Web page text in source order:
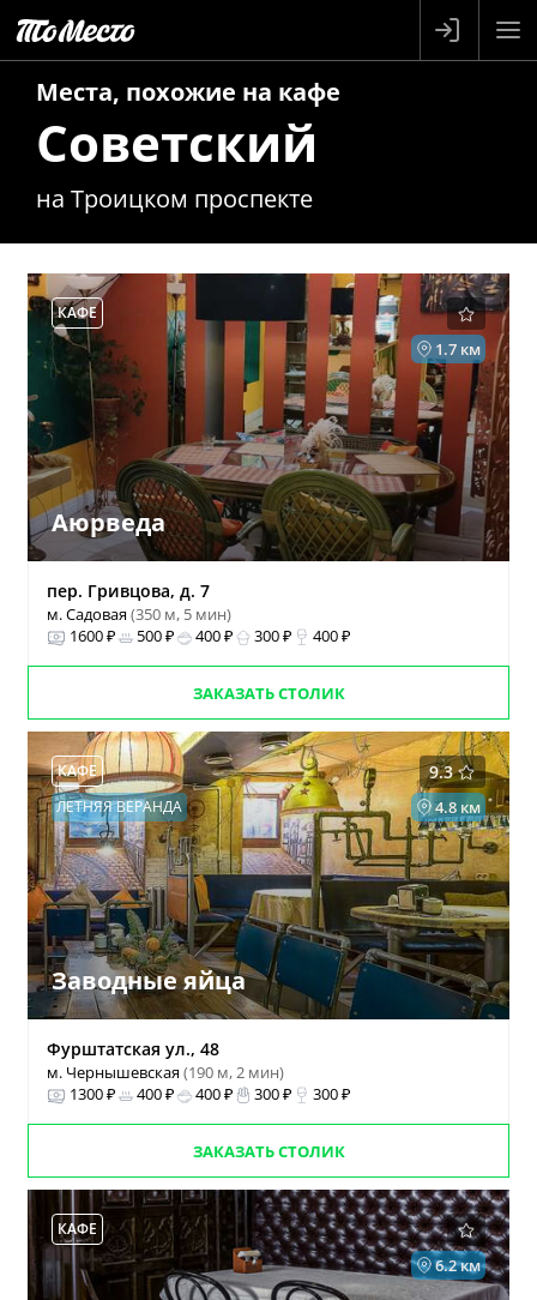
Места, похожие на кафе
Советский
на Троицком проспекте
КАФЕ
1.7 км
Аюрведа
пер. Гривцова, д. 7
м. Садовая(350 м, 5 мин)
1600 ₽
500 ₽ 400 ₽ 300 ₽ 400 ₽
ЗАКАЗАТЬ СТОЛИК
9.3
КАФЕ
4.8 км
ЛЕТНЯЯ ВЕРАНДА
Заводные яйца
Фурштатская ул., 48
м. Чернышевская(190 м, 2 мин)
1300 ₽
400 ₽ 400 ₽ 300 ₽ 300 ₽
ЗАКАЗАТЬ СТОЛИК
КАФЕ
6.2 км